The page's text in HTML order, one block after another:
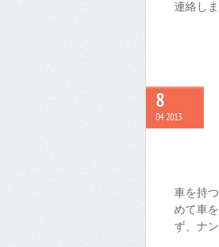
連絡し
8
04 2013
車を持
めて車
ず、ナ